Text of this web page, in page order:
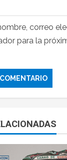
correo
para la